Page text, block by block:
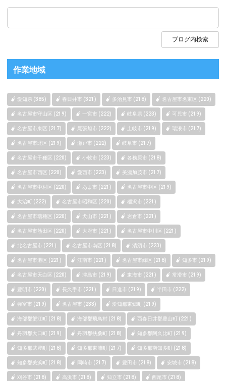
作業地域
愛知県 (385) 春日井市 (321) 多治見市 (218) 名古屋市名東区 (220)
名古屋市守山区 (219) 一宮市 (222) 岐阜県 (223) 可児市 (219)
名古屋市東区 (217) 尾張旭市 (222) 土岐市 (219) 瑞浪市 (217)
名古屋市北区 (219) 瀬戸市 (222) 岐阜市 (217)
名古屋市千種区 (220) 小牧市 (223) 各務原市 (218)
名古屋市西区 (220) 愛西市 (223) 美濃加茂市 (217)
名古屋市中村区 (220) あま市 (221) 名古屋市中区 (219)
大治町 (222) 名古屋市昭和区 (220) 稲沢市 (221)
名古屋市瑞穂区 (220) 犬山市 (221) 岩倉市 (221)
名古屋市熱田区 (220) 大府市 (221) 名古屋市中川区 (221)
北名古屋市 (221) 名古屋市南区 (218) 清須市 (223)
名古屋市港区 (221) 江南市 (221) 名古屋市緑区 (218) 知多市 (219)
名古屋市天白区 (220) 津島市 (219) 東海市 (221) 常滑市 (219)
豊明市 (220) 長久手市 (221) 日進市 (219) 半田市 (222)
弥富市 (219) 名古屋市 (233) 愛知郡東郷町 (219)
海部郡蟹江町 (218) 海部郡飛鳥村 (218) 西春日井郡豊山町 (221)
丹羽郡大口町 (219) 丹羽郡扶桑町 (218) 知多郡阿久比町 (219)
知多郡武豊町 (218) 知多郡東浦町 (217) 知多郡南知多町 (218)
知多郡美浜町 (218) 岡崎市 (217) 豊田市 (218) 安城市 (218)
刈谷市 (218) 高浜市 (218) 知立市 (218) 西尾市 (218)